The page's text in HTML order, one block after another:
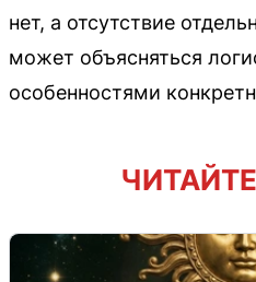
нет, а отсутствие
может объясняться
особенностями